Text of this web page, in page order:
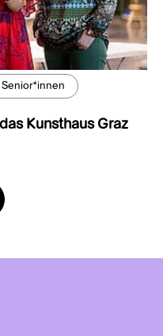
Senior*innen
Kunsthaus Graz